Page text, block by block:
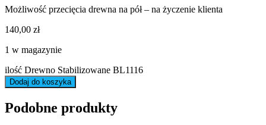
Możliwość przecięcia drewna na pół – na życzenie klienta
140,00 zł
1 w magazynie
ilość Drewno Stabilizowane BL1116
Dodaj do koszyka
Podobne produkty